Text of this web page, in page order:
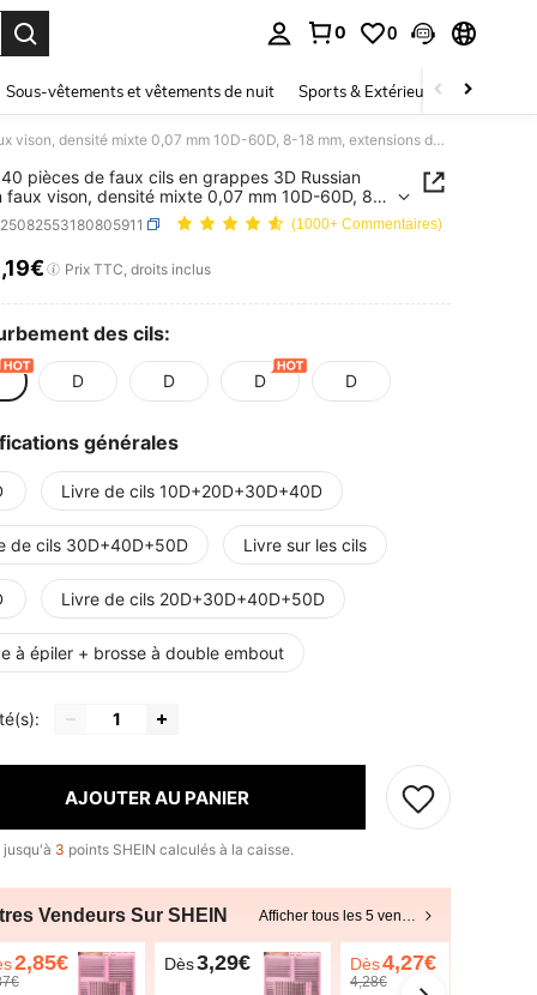
0 0
Sous-vêtements et vêtements de nuit Sports & Extérieur Enfants
MEM 640 pièces de faux cils en grappes 3D Russian Curl en faux vison, densité mixte 0,07 mm 10D-60D, 8-18 mm, extensions de cils réutilisables DIY, facile pour débutants, parfait pour le maquillage quotidien, les voyages, les mariages, les fêtes et les festivals, cadeau idéal pour Noël et Halloween
pièces de faux cils en grappes 3D Russian
faux vison, densité mixte 0,07 mm 10D-60D, 8-
extensions de cils réutilisables DIY, facile pour
parfait pour le maquillage quotidien, les
les mariages, les fêtes et les festivals, cadeau
Noël et Halloween
(1000+ Commentaires)
AND AVAILABILITY
,19€ Prix TTC, droits inclus
des cils:
D D D D
générales
Livre de cils 10D+20D+30D+40D
de cils 30D+40D+50D Livre sur les cils
Livre de cils 20D+30D+40D+50D
à épiler + brosse à double embout
AJOUTER AU PANIER
jusqu'à 3 points SHEIN calculés à la caisse.
Vendeurs Sur SHEIN Afficher tous les 5 vendeurs
2,85€ Dès3,29€ Dès4,27€
4,28€